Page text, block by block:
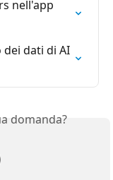
nell'app
dati di AI
domanda?